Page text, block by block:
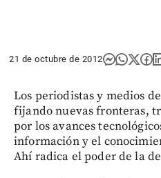
21 de octubre de 2012
Los periodistas y medios
fijando nuevas fronteras,
por los avances
información y el
Ahí radica el poder de la